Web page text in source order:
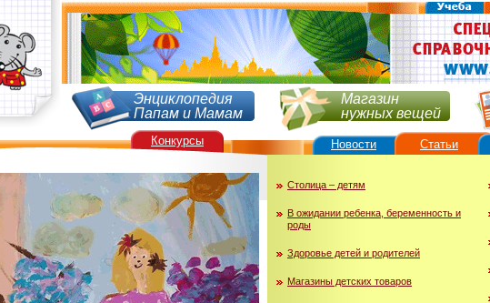
Энциклопедия
Папам и Мамам
Магазин
нужных вещей
Столица – детям
В ожидании ребенка, беременность и
роды
Здоровье детей и родителей
Магазины детских товаров
Конкурсы Новости Статьи